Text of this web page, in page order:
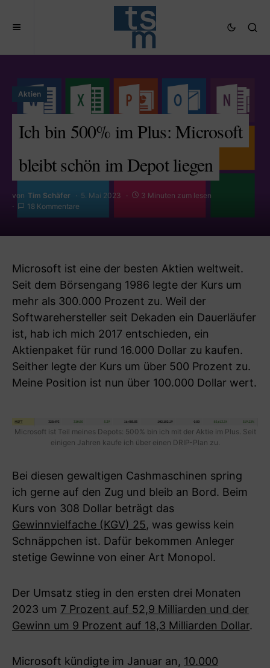
Aktien
Ich bin 500% im Plus: Microsoft
bleibt schön im Depot liegen
von Tim Schäfer 5. Mai 2023
3 Minuten zum lesen
18 Kommentare
Microsoft ist eine der besten Aktien weltweit.
Seit dem Börsengang 1986 legte der Kurs um
mehr als 300.000 Prozent zu. Weil der
Softwarehersteller seit Dekaden ein Dauerläufer
ist, hab ich mich 2017 entschieden, ein
Aktienpaket für rund 16.000 Dollar zu kaufen.
Seither legte der Kurs um über 500 Prozent zu.
Meine Position ist nun über 100.000 Dollar wert.
Microsoft ist Teil meines Depots: 500% bin ich mit der Aktie im Plus. Seit
einigen Jahren kaufe ich über einen DRIP-Plan zu.
Bei diesen gewaltigen Cashmaschinen spring
ich gerne auf den Zug und bleib an Bord. Beim
Kurs von 308 Dollar beträgt das
Gewinnvielfache (KGV) 25, was gewiss kein
Schnäppchen ist. Dafür bekommen Anleger
stetige Gewinne von einer Art Monopol.
Der Umsatz stieg in den ersten drei Monaten
2023 um 7 Prozent auf 52,9 Milliarden und der
Gewinn um 9 Prozent auf 18,3 Milliarden Dollar.
Microsoft kündigte im Januar an, 10.000